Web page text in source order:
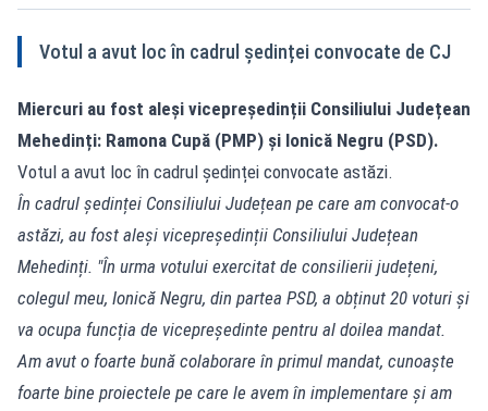
Votul a avut loc în cadrul ședinței convocate de CJ
Miercuri au fost aleși vicepreședinții Consiliului Județean
Mehedinți: Ramona Cupă (PMP) și Ionică Negru (PSD).
Votul a avut loc în cadrul ședinței convocate astăzi.
În cadrul ședinței Consiliului Județean pe care am convocat-o
astăzi, au fost aleși vicepreședinții Consiliului Județean
Mehedinți. "În urma votului exercitat de consilierii județeni,
colegul meu, Ionică Negru, din partea PSD, a obținut 20 voturi și
va ocupa funcția de vicepreședinte pentru al doilea mandat.
Am avut o foarte bună colaborare în primul mandat, cunoaște
foarte bine proiectele pe care le avem în implementare și am